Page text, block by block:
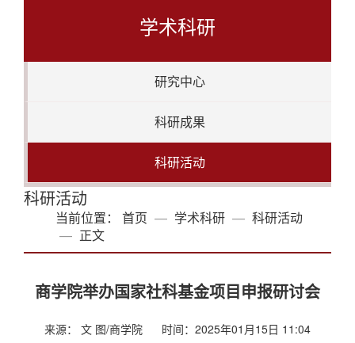
学术科研
研究中心
科研成果
科研活动
科研活动
当前位置： 首页 学术科研
科研活动
正文
商学院举办国家社科基金项目申报研讨会
来源： 文 图/商学院 时间：2025年01月15日 11:04